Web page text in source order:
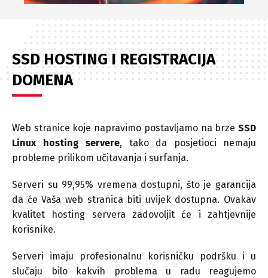
SSD HOSTING I REGISTRACIJA
DOMENA
Web stranice koje napravimo postavljamo na brze SSD
Linux hosting servere, tako da posjetioci nemaju
probleme prilikom učitavanja i surfanja.
Serveri su 99,95% vremena dostupni, što je garancija
da će Vaša web stranica biti uvijek dostupna. Ovakav
kvalitet hosting servera zadovoljit će i zahtjevnije
korisnike.
Serveri imaju profesionalnu korisničku podršku i u
slučaju bilo kakvih problema u radu reagujemo